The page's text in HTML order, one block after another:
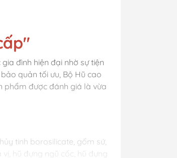
đình hiện đại nhờ sự tiện
quản tối ưu, Bộ Hũ cao
phẩm được đánh giá là vừa
tinh borosilicate, gốm sứ,
hũ đựng ngũ cốc, hũ đựng